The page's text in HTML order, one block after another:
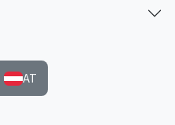
AT